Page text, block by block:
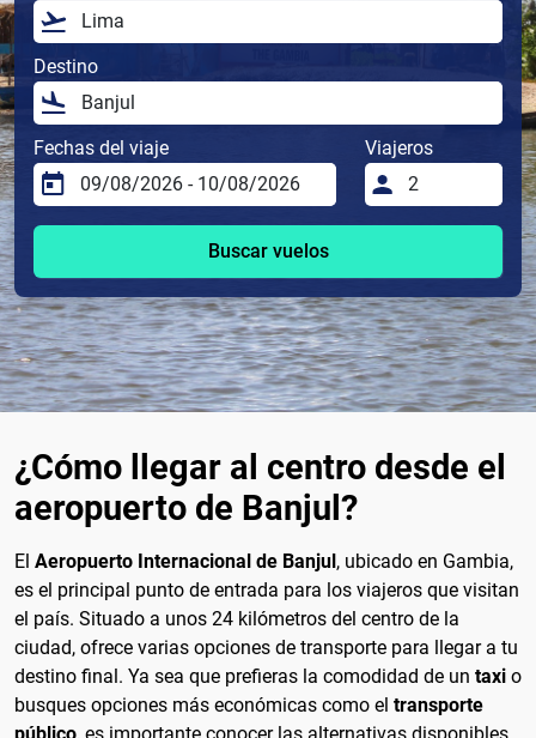
Destino
Fechas del viaje Viajeros
Buscar vuelos
¿Cómo llegar al centro desde el
aeropuerto de Banjul?
El Aeropuerto Internacional de Banjul , ubicado en Gambia,
es el principal punto de entrada para los viajeros que visitan
el país. Situado a unos 24 kilómetros del centro de la
ciudad, ofrece varias opciones de transporte para llegar a tu
destino final. Ya sea que prefieras la comodidad de un taxi o
busques opciones más económicas como el transporte